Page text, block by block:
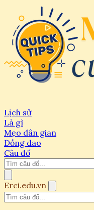
Lịch sử
Là gì
Mẹo dân gian
Đồng dao
Câu đố
Erci.edu.vn